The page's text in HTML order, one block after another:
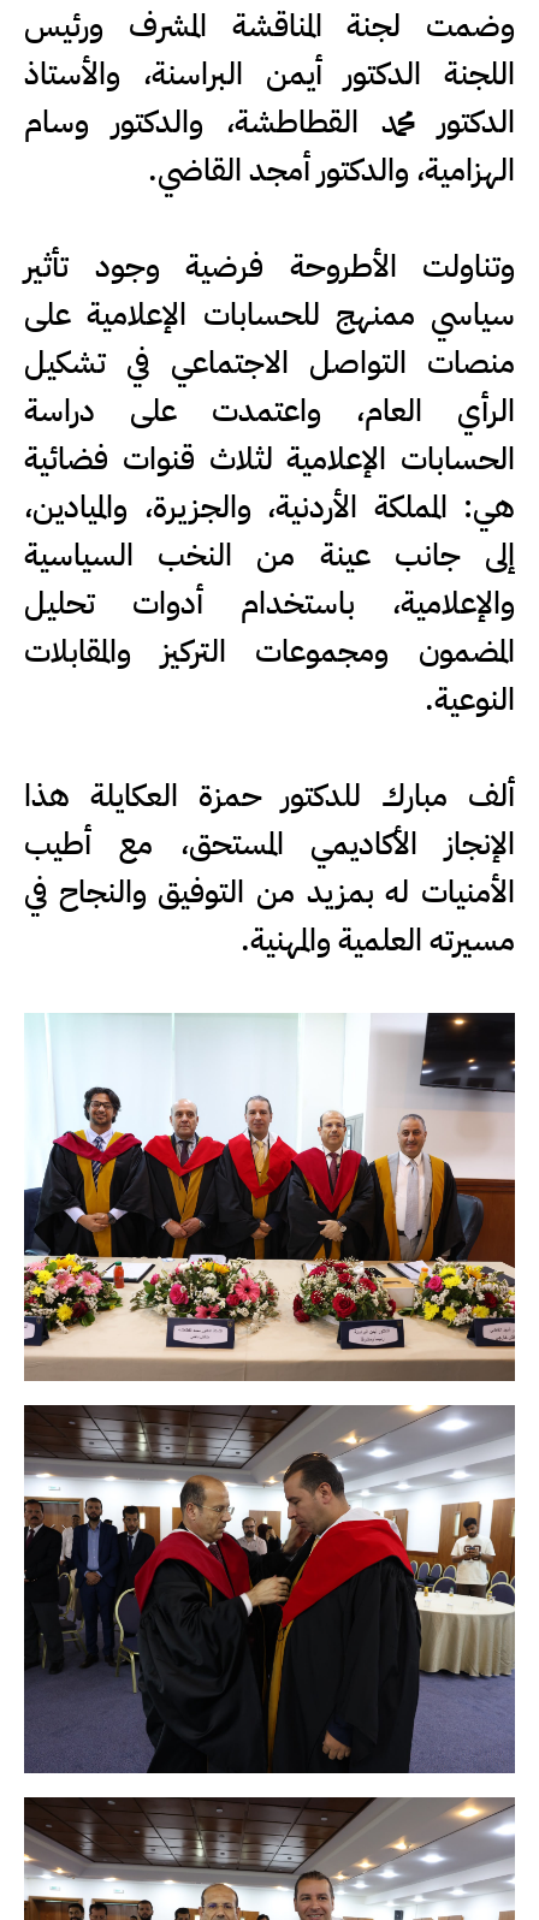
وضمت لجنة المناقشة المشرف ورئيس
اللجنة الدكتور أيمن البراسنة، والأستاذ
الدكتور محمد القطاطشة، والدكتور وسام
الهزامية، والدكتور أمجد القاضي.
وتناولت الأطروحة فرضية وجود تأثير
سياسي ممنهج للحسابات الإعلامية على
منصات التواصل الاجتماعي في تشكيل
الرأي العام، واعتمدت على دراسة
الحسابات الإعلامية لثلاث قنوات فضائية
هي: المملكة الأردنية، والجزيرة، والميادين،
إلى جانب عينة من النخب السياسية
والإعلامية، باستخدام أدوات تحليل
المضمون ومجموعات التركيز والمقابلات
النوعية.
ألف مبارك للدكتور حمزة العكايلة هذا
الإنجاز الأكاديمي المستحق، مع أطيب
الأمنيات له بمزيد من التوفيق والنجاح في
مسيرته العلمية والمهنية.